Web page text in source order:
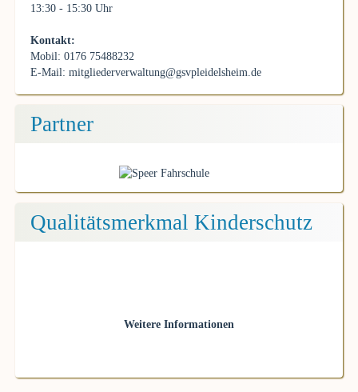
13:30 - 15:30 Uhr
Kontakt:
Mobil: 0176 75488232
E-Mail: mitgliederverwaltung@gsvpleidelsheim.de
Partner
Qualitätsmerkmal Kinderschutz
Weitere Informationen